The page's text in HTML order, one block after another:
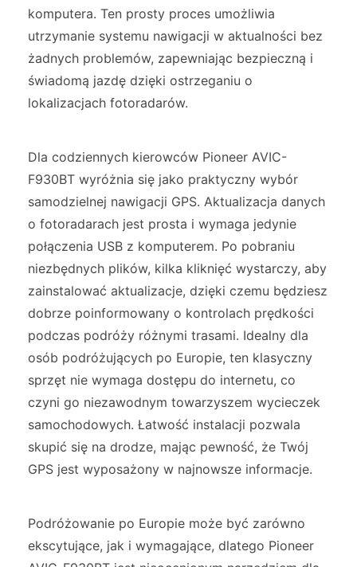
komputera. Ten prosty proces umożliwia
utrzymanie systemu nawigacji w aktualności bez
żadnych problemów, zapewniając bezpieczną i
świadomą jazdę dzięki ostrzeganiu o
lokalizacjach fotoradarów.
Dla codziennych kierowców Pioneer AVIC-
F930BT wyróżnia się jako praktyczny wybór
samodzielnej nawigacji GPS. Aktualizacja danych
o fotoradarach jest prosta i wymaga jedynie
połączenia USB z komputerem. Po pobraniu
niezbędnych plików, kilka kliknięć wystarczy, aby
zainstalować aktualizacje, dzięki czemu będziesz
dobrze poinformowany o kontrolach prędkości
podczas podróży różnymi trasami. Idealny dla
osób podróżujących po Europie, ten klasyczny
sprzęt nie wymaga dostępu do internetu, co
czyni go niezawodnym towarzyszem wycieczek
samochodowych. Łatwość instalacji pozwala
skupić się na drodze, mając pewność, że Twój
GPS jest wyposażony w najnowsze informacje.
Podróżowanie po Europie może być zarówno
ekscytujące, jak i wymagające, dlatego Pioneer